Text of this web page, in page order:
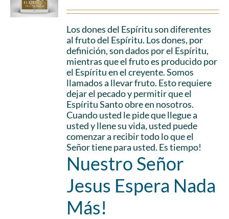
Los dones del Espíritu son diferentes
al fruto del Espíritu. Los dones, por
definición, son dados por el Espíritu,
mientras que el fruto es producido por
el Espíritu en el creyente. Somos
llamados a llevar fruto. Esto requiere
dejar el pecado y permitir que el
Espíritu Santo obre en nosotros.
Cuando usted le pide que llegue a
usted y llene su vida, usted puede
comenzar a recibir todo lo que el
Señor tiene para usted. Es tiempo!
Nuestro Señor
Jesus Espera Nada
Más!